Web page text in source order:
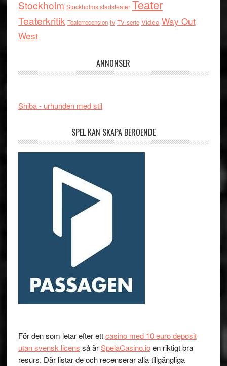
Stockholm Stockholms stadsteater Teater
Teaterkritik Teaterrecension tv TV-serie Video Way Out
West
ANNONSER
Shiba - urhunden med stil
SPEL KAN SKAPA BEROENDE
För den som letar efter ettcasino med 10 euro deposit
utan svensk licens så ärSpelaCasino.ioen riktigt bra
resurs. Där listar de och recenserar alla tillgängliga